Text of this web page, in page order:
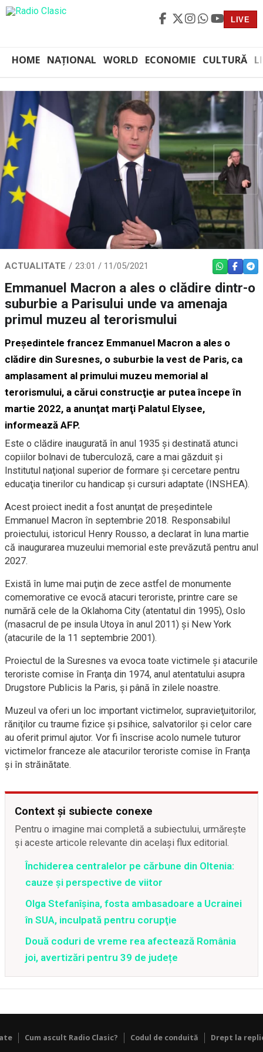
LIVE
HOME NAȚIONAL WORLD ECONOMIE CULTURĂ
ACTUALITATE 23:01 / 11/05/2021 WHATSAPP
Emmanuel Macron a ales o clădire dintr-o
suburbie a Parisului unde va amenaja
primul muzeu al terorismului
Preşedintele francez Emmanuel Macron a ales o
clădire din Suresnes, o suburbie la vest de Paris, ca
amplasament al primului muzeu memorial al
terorismului, a cărui construcţie ar putea începe în
martie 2022, a anunţat marţi Palatul Elysee,
informează AFP.
Este o clădire inaugurată în anul 1935 şi destinată atunci
copiilor bolnavi de tuberculoză, care a mai găzduit şi
Institutul naţional superior de formare şi cercetare pentru
educaţia tinerilor cu handicap şi cursuri adaptate (INSHEA).
Acest proiect inedit a fost anunţat de preşedintele
Emmanuel Macron în septembrie 2018. Responsabilul
proiectului, istoricul Henry Rousso, a declarat în luna martie
că inaugurarea muzeului memorial este prevăzută pentru anul
2027.
Există în lume mai puţin de zece astfel de monumente
comemorative ce evocă atacuri teroriste, printre care se
numără cele de la Oklahoma City (atentatul din 1995), Oslo
(masacrul de pe insula Utoya în anul 2011) şi New York
(atacurile de la 11 septembrie 2001).
Proiectul de la Suresnes va evoca toate victimele şi atacurile
teroriste comise în Franţa din 1974, anul atentatului asupra
Drugstore Publicis la Paris, şi până în zilele noastre.
Muzeul va oferi un loc important victimelor, supravieţuitorilor,
răniţilor cu traume fizice şi psihice, salvatorilor şi celor care
au oferit primul ajutor. Vor fi înscrise acolo numele tuturor
victimelor franceze ale atacurilor teroriste comise în Franţa
şi în străinătate.
Context și subiecte conexe
Pentru o imagine mai completă a subiectului, urmărește
și aceste articole relevante din același flux editorial.
Închiderea centralelor pe cărbune din Oltenia:
cauze și perspective de viitor
Olga Stefanîşina, fosta ambasadoare a Ucrainei
în SUA, inculpată pentru corupţie
Două coduri de vreme rea afectează România
joi, avertizări pentru 39 de județe
Cum ascult Radio Clasic? Codul de conduită Drept la